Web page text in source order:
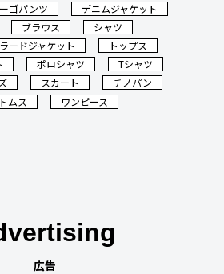
ゴパンツ
デニムジャケット
ブラウス
シャツ
ードジャケット
トップス
ポロシャツ
Tシャツ
スカート
チノパン
ムス ワンピース
広告